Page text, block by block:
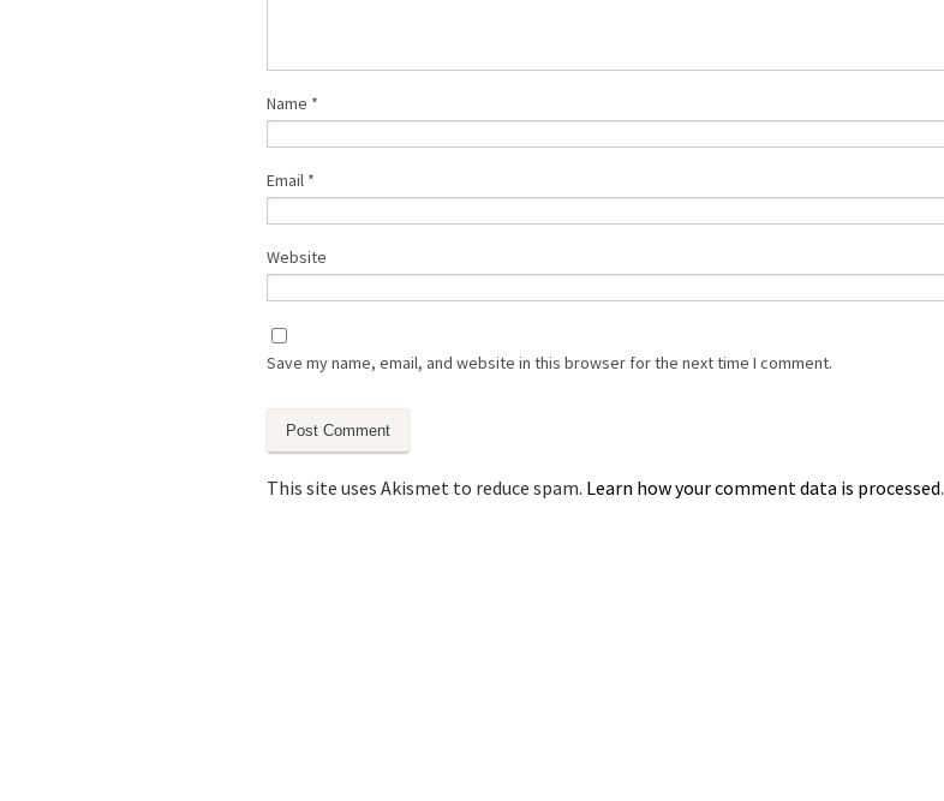
Name *
Email *
Website
Save my name, email, and website in this browser for the next time I comment.
This site uses Akismet to reduce spam. Learn how your comment data is processed.